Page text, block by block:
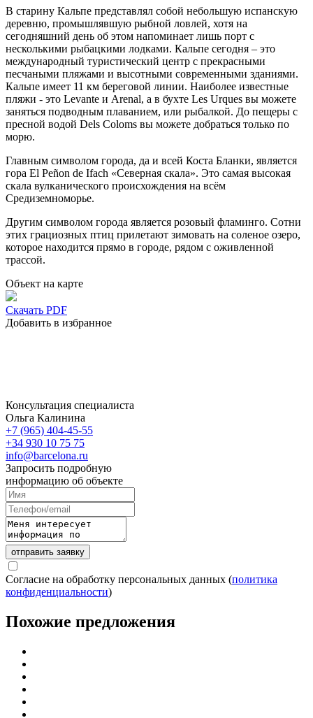
В старину Кальпе представлял собой небольшую испанскую
деревню, промышлявшую рыбной ловлей, хотя на
сегодняшний день об этом напоминает лишь порт с
несколькими рыбацкими лодками. Кальпе сегодня – это
международный туристический центр с прекрасными
песчаными пляжами и высотными современными зданиями.
Кальпе имеет 11 км береговой линии. Наиболее известные
пляжи - это Levante и Arenal, а в бухте Les Urques вы можете
заняться подводным плаванием, или рыбалкой. До пещеры с
пресной водой Dels Coloms вы можете добраться только по
морю.
Главным символом города, да и всей Коста Бланки, является
гора El Peñon de Ifach «Северная скала». Это самая высокая
скала вулканического происхождения на всём
Средиземноморье.
Другим символом города является розовый фламинго. Сотни
этих грациозных птиц прилетают зимовать на соленое озеро,
которое находится прямо в городе, рядом с оживленной
трассой.
Объект на карте
Скачать PDF
Добавить в избранное
Консультация специалиста
Ольга Калинина
+7 (965) 404-45-55
+34 930 10 75 75
info@barcelona.ru
Запросить подробную
информацию об объекте
отправить заявку
Согласие на обработку персональных данных (политика
конфиденциальности)
Похожие предложения